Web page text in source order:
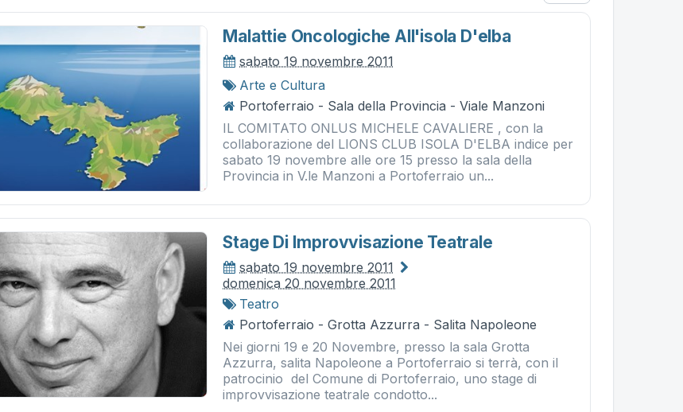
Malattie Oncologiche All'isola D'elba
sabato 19 novembre 2011
Arte e Cultura
Portoferraio - Sala della Provincia - Viale Manzoni
IL COMITATO ONLUS MICHELE CAVALIERE , con la
collaborazione del LIONS CLUB ISOLA D'ELBA indice per
sabato 19 novembre alle ore 15 presso la sala della
Provincia in V.le Manzoni a Portoferraio un...
Stage Di Improvvisazione Teatrale
sabato 19 novembre 2011
domenica 20 novembre 2011
Teatro
Portoferraio - Grotta Azzurra - Salita Napoleone
Nei giorni 19 e 20 Novembre, presso la sala Grotta
Azzurra, salita Napoleone a Portoferraio si terrà, con il
patrocinio del Comune di Portoferraio, uno stage di
improvvisazione teatrale condotto...